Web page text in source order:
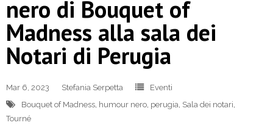
nero di Bouquet of
Madness alla sala dei
Notari di Perugia
Mar 6, 2023 Stefania Serpetta
Eventi
Bouquet of Madness humour nero perugia Sala dei notari
Tourné